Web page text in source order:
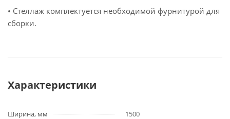
• Стеллаж комплектуется необходимой фурнитурой для
сборки.
Характеристики
Ширина, мм
1500